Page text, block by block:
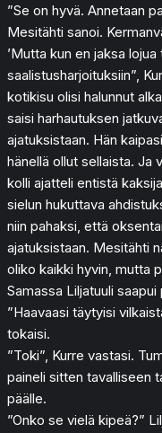
”Se on hyvä. Annetaan
Mesitähti sanoi.
’Mutta kun en jaksa
saalistusharjoituksiin”,
kotikisu olisi halunnut
saisi harhautuksen
ajatuksistaan. Hän
hänellä ollut sellaista. Ja
kolli ajatteli entistä
sielun hukuttava
niin pahaksi, että
ajatuksistaan. Mesitähti
oliko kaikki hyvin, mutta
Samassa Liljatuuli saapui
”Haavaasi täytyisi
tokaisi.
”Toki”, Kurre vastasi.
paineli sitten tavalliseen
päälle.
”Onko se vielä kipeä?”